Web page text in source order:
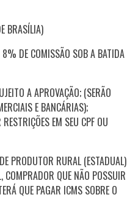
BRASÍLIA)
DE COMISSÃO SOB A BATIDA
A APROVAÇÃO; (SERÃO
E BANCÁRIAS);
EM SEU CPF OU
PRODUTOR RURAL (ESTADUAL)
COMPRADOR QUE NÃO POSSUIR
QUE PAGAR ICMS SOBRE O